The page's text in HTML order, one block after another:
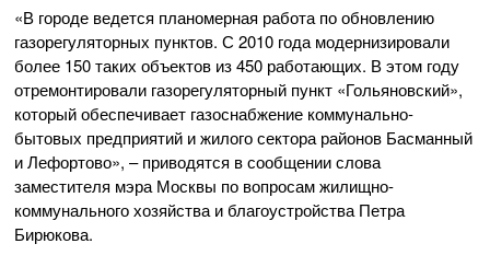
«В городе ведется планомерная работа по обновлению
газорегуляторных пунктов. С 2010 года модернизировали
более 150 таких объектов из 450 работающих. В этом году
отремонтировали газорегуляторный пункт «Гольяновский»,
который обеспечивает газоснабжение коммунально-
бытовых предприятий и жилого сектора районов Басманный
и Лефортово», – приводятся в сообщении слова
заместителя мэра Москвы по вопросам жилищно-
коммунального хозяйства и благоустройства Петра
Бирюкова.